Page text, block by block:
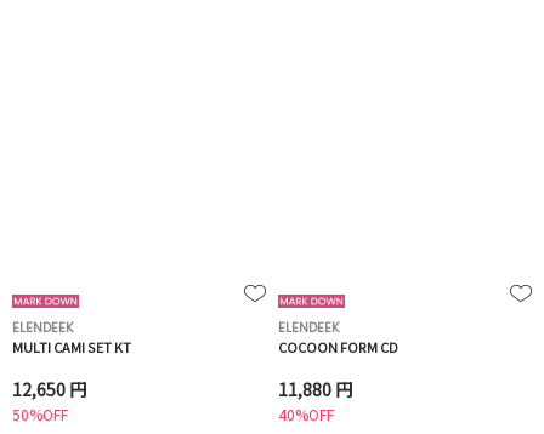
ELENDEEK
MULTI CAMI SET KT
12,650 円
50%OFF
ELENDEEK
COCOON FORM CD
11,880 円
40%OFF